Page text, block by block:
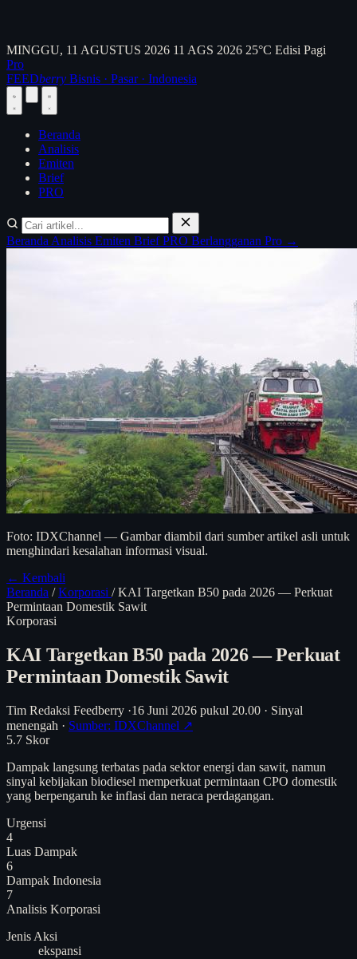
MINGGU, 11 AGUSTUS 2026 11 AGS 2026 25°C Edisi Pagi
Pro
FEEDberry Bisnis · Pasar · Indonesia
Beranda
Analisis
Emiten
Brief
PRO
Beranda Analisis Emiten BriefPRO Berlangganan Pro →
Foto: IDXChannel — Gambar diambil dari sumber artikel asli untuk
menghindari kesalahan informasi visual.
← Kembali
Beranda / Korporasi / KAI Targetkan B50 pada 2026 — Perkuat
Permintaan Domestik Sawit
Korporasi
KAI Targetkan B50 pada 2026 — Perkuat
Permintaan Domestik Sawit
Tim Redaksi Feedberry ·16 Juni 2026 pukul 20.00 · Sinyal
menengah · Sumber: IDXChannel ↗
5.7 Skor
Dampak langsung terbatas pada sektor energi dan sawit, namun
sinyal kebijakan biodiesel memperkuat permintaan CPO domestik
yang berpengaruh ke inflasi dan neraca perdagangan.
Urgensi
4
Luas Dampak
6
Dampak Indonesia
7
Analisis Korporasi
Jenis Aksi
ekspansi